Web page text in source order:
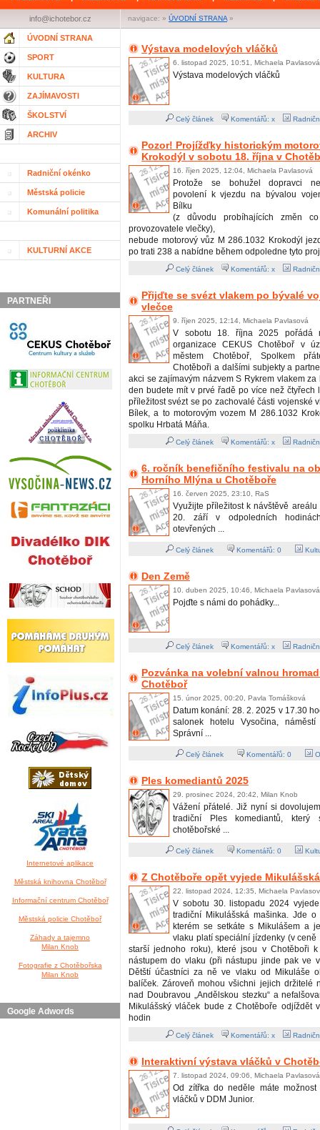
navigace: » ÚVODNÍ STRANA »
info@ichotebor.cz
ÚVODNÍ STRANA
SPORT
KULTURA
ZAJÍMAVOSTI
ŠKOLSTVÍ
ARCHIV
Radniční okénko
Městská policie
Komunální politika
KULTURNÍ AKCE
PARTNEŘI
Internetové aplikace
Městská knihovna Chotěboř
Informační centrum Chotěboř
Městská policie Chotěboř
Záhady a tajemno
Milan Knob
Fotografie z Chotěbořska
Milan Knob
Google Adwords
Výstava modelových vláčků
6. listopad 2025, 10:51, Michaela Pavlasová
Výstava modelových vláčků
Celý článek Komentářů: x
Pozor! Projížďky historickým
Krokodýl v sobotu 18. října v
16. říjen 2025, 12:04, Michaela Pavlasová
Protože se bohužel dopravci
povolení k vjezdu na bývalou
Bílku
(z důvodu probíhajících změn
provozovatele vlečky),
nebude motorový vůz M 286.1032 Krokodýl
po trati 238 a nabídne během odpoledne tyto
Celý článek Komentářů: x
Přijďte se svézt vlakem po bývalé
vlečce
9. říjen 2025, 12:14, Michaela Pavlasová
V sobotu 18. října 2025 pořádá
organizace CEKUS Chotěboř v
městem Chotěboř, Spolkem
Chotěboři a dalšími subjekty a
akci se zajímavým názvem S Rykrem vlakem za
den budete mít v prvé řadě po více než čtyřech
příležitost svézt se po zachovalé části vojenské
Bílek, a to motorovým vozem M 286.1032
spolku Hrbatá Máňa.
Celý článek Komentářů: x
6. ročník benefičního festivalu na
Horního Mlýna u Chotěboře
16. červen 2025, 23:10, RaS
Využijte příležitost k návštěvě
20. září v odpoledních
otevřených ...
Celý článek Komentářů: 0
Den Země
10. duben 2025, 10:46, Michaela Pavlasová
Pojďte s námi do pohádky...
Celý článek Komentářů: x
Pozvánka na volební valnou
Chotěboř
15. únor 2025, 00:20, Pavla Tomášková
Datum konání: 28. 2. 2025 v 17.30
salonek hotelu Vysočina, náměstí
Správní ...
Celý článek Komentářů: 0
Ples komediantů 2025
29. prosinec 2024, 20:42, Milan Knob
Vážení přátelé. Již nyní si
tradiční Ples komediantů, který
chotěbořské ...
Celý článek Komentářů: 0
Z Chotěboře opět vyjede
22. listopad 2024, 12:35, Michaela
V sobotu 30. listopadu 2024
tradiční Mikulášská mašinka. Jde
kterém se setkáte s Mikulášem a
vlaku platí speciální jízdenky (v ceně
starší jednoho roku), které jsou v Chotěboři
nástupem do vlaku (při nástupu jinde pak ve
Dětští účastníci za ně ve vlaku od Mikuláše
balíček. Zároveň mohou všichni jejich držitelé
nad Doubravou „Andělskou stezku“ a
Mikulášský vláček bude z Chotěboře odjíždět
hodin
Celý článek Komentářů: x
Interaktivní výstava vláčků v
7. listopad 2024, 09:06, Michaela Pavlasová
Od zítřka do neděle máte možnost
vláčků v DDM Junior.